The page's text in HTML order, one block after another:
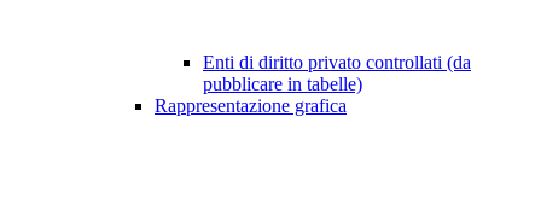
Enti di diritto privato controllati (da
pubblicare in tabelle)
Rappresentazione grafica